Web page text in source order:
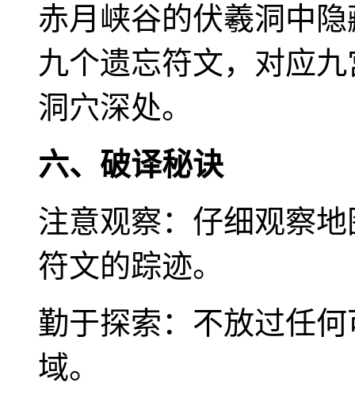
赤月峡谷的伏羲洞中
九个遗忘符文，对应
洞穴深处。
六、破译秘诀
注意观察：仔细观察
符文的踪迹。
勤于探索：不放过任
域。